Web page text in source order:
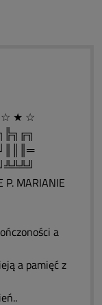
★ ☆
a
a pamięć z